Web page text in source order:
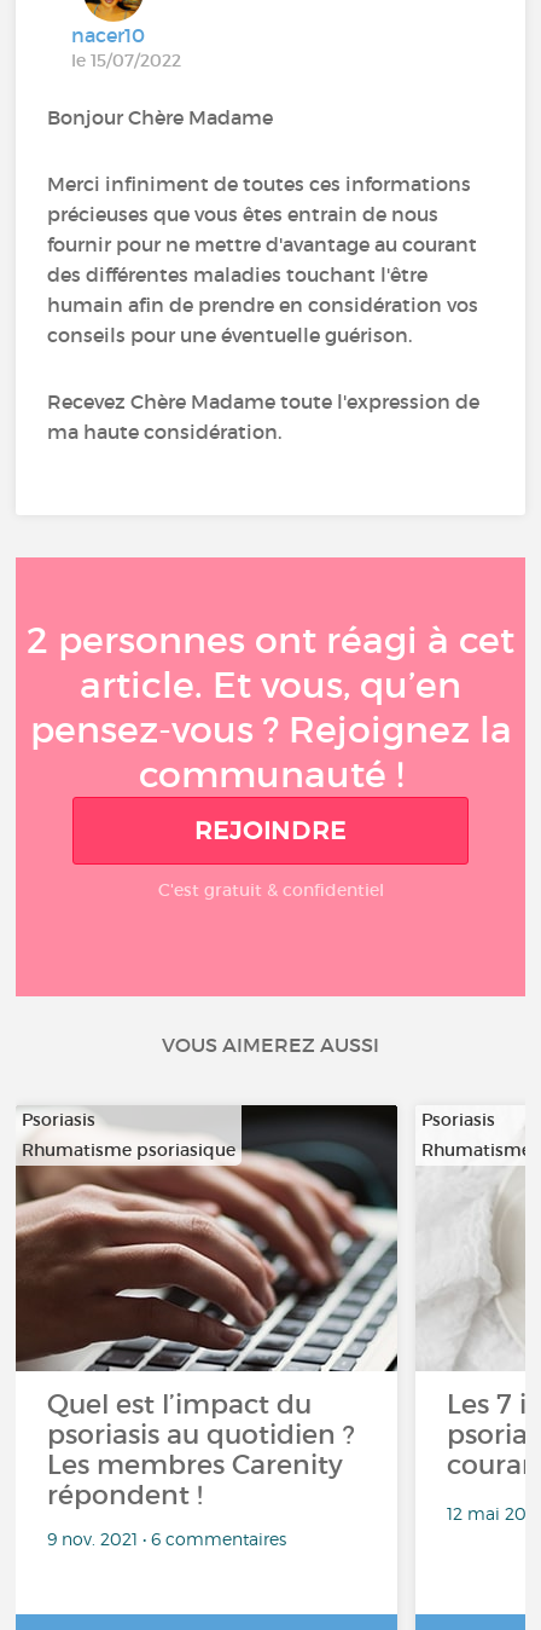
nacer10
le 15/07/2022
Bonjour Chère Madame
Merci infiniment de toutes ces informations
précieuses que vous êtes entrain de nous
fournir pour ne mettre d'avantage au courant
des différentes maladies touchant l'être
humain afin de prendre en considération vos
conseils pour une éventuelle guérison.
Recevez Chère Madame toute l'expression de
ma haute considération.
2 personnes ont réagi à cet
article. Et vous, qu’en
pensez-vous ? Rejoignez la
communauté !
REJOINDRE
C'est gratuit & confidentiel
VOUS AIMEREZ AUSSI
Psoriasis
Rhumatisme psoriasique
Quel est l’impact du
psoriasis au quotidien ?
Les membres Carenity
répondent !
9 nov. 2021 • 6 commentaires
Psoriasis
Rhumatisme
Les 7
12 mai